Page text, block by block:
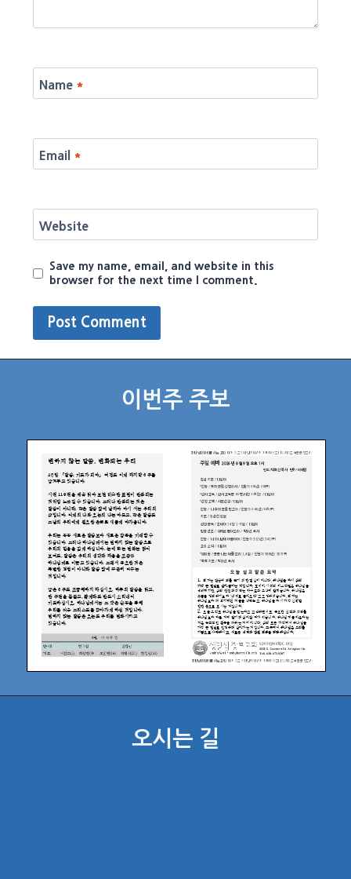
Name *
Email *
Website
Save my name, email, and website in this
browser for the next time I comment.
이번주 주보
오시는 길